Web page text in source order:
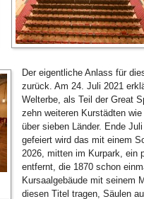
Der eigentliche Anlass für
zurück. Am 24. Juli 2021
Welterbe, als Teil der Great
zehn weiteren Kurstädten
über sieben Länder. Ende
gefeiert wird das mit einem
2026, mitten im Kurpark, ein
entfernt, die 1870 schon
Kursaalgebäude mit seinem
diesen Titel tragen, Säulen